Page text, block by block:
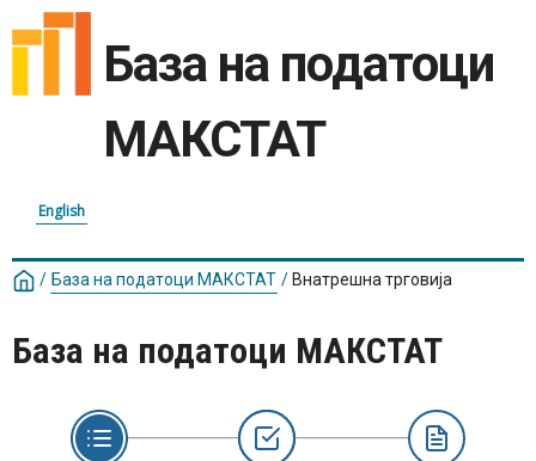
База на податоци
МАКСТАТ
English
/ База на податоци МАКСТАТ / Внатрешна трговија
База на податоци МАКСТАТ